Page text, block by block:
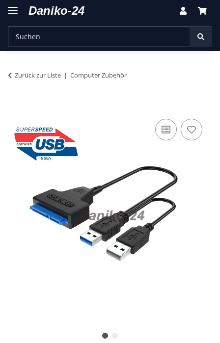
Zurück zur Liste Computer Zubehör